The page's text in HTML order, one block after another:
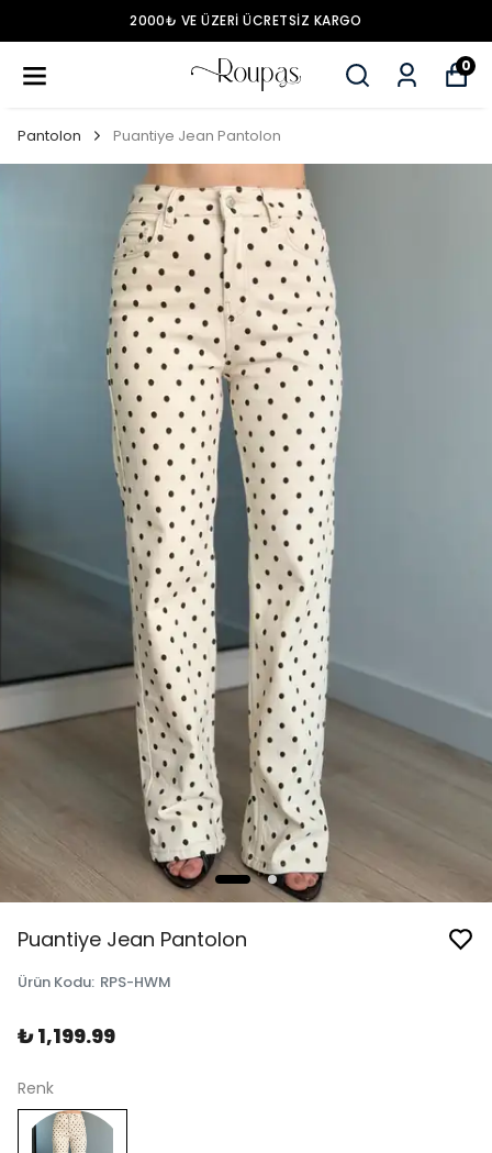
2000₺ VE ÜZERİ ÜCRETSİZ KARGO
0
Pantolon Puantiye Jean Pantolon
Puantiye Jean Pantolon
Ürün Kodu: RPS-HWM
₺ 1,199.99
Renk